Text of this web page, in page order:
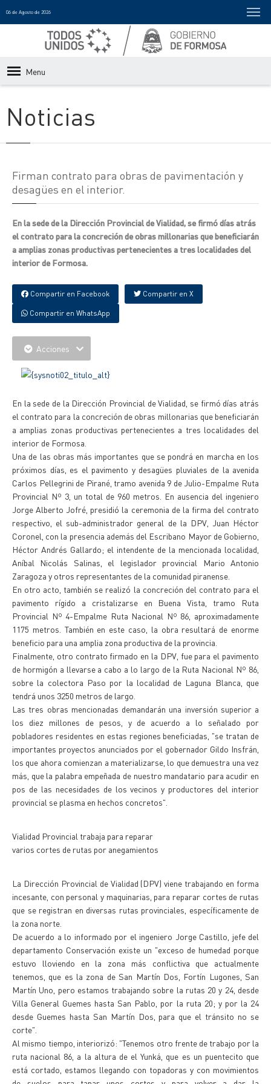
06 de Agosto de 2026
Menu
Noticias
Firman contrato para obras de pavimentación y
desagües en el interior.
En la sede de la Dirección Provincial de Vialidad, se firmó días atrás
el contrato para la concreción de obras millonarias que beneficiarán
a amplias zonas productivas pertenecientes a tres localidades del
interior de Formosa.
Compartir en Facebook Compartir en X
Compartir en WhatsApp
Acciones
En la sede de la Dirección Provincial de Vialidad, se firmó días atrás
el contrato para la concreción de obras millonarias que beneficiarán
a amplias zonas productivas pertenecientes a tres localidades del
interior de Formosa.
Una de las obras más importantes que se pondrá en marcha en los
próximos días, es el pavimento y desagües pluviales de la avenida
Carlos Pellegrini de Pirané, tramo avenida 9 de Julio-Empalme Ruta
Provincial Nº 3, un total de 960 metros. En ausencia del ingeniero
Jorge Alberto Jofré, presidió la ceremonia de la firma del contrato
respectivo, el sub-administrador general de la DPV, Juan Héctor
Coronel, con la presencia además del Escribano Mayor de Gobierno,
Héctor Andrés Gallardo; el intendente de la mencionada localidad,
Aníbal Nicolás Salinas, el legislador provincial Mario Antonio
Zaragoza y otros representantes de la comunidad piranense.
En otro acto, también se realizó la concreción del contrato para el
pavimento rígido a cristalizarse en Buena Vista, tramo Ruta
Provincial Nº 4-Empalme Ruta Nacional Nº 86, aproximadamente
1175 metros. También en este caso, la obra resultará de enorme
beneficio para una amplia zona productiva de la provincia.
Finalmente, otro contrato firmado en la DPV, fue para el pavimento
de hormigón a llevarse a cabo a lo largo de la Ruta Nacional Nº 86,
sobre la colectora Paso por la localidad de Laguna Blanca, que
tendrá unos 3250 metros de largo.
Las tres obras mencionadas demandarán una inversión superior a
los diez millones de pesos, y de acuerdo a lo señalado por
pobladores residentes en estas regiones beneficiadas, "se tratan de
importantes proyectos anunciados por el gobernador Gildo Insfrán,
los que ahora comienzan a materializarse, lo que demuestra una vez
más, que la palabra empeñada de nuestro mandatario para acudir en
pos de las necesidades de los vecinos y productores del interior
provincial se plasma en hechos concretos".
Vialidad Provincial trabaja para reparar
varios cortes de rutas por anegamientos
La Dirección Provincial de Vialidad (DPV) viene trabajando en forma
incesante, con personal y maquinarias, para reparar cortes de rutas
que se registran en diversas rutas provinciales, específicamente de
la zona norte.
De acuerdo a lo informado por el ingeniero Jorge Castillo, jefe del
departamento Conservación existe un "exceso de humedad porque
estuvo lloviendo en la zona más conflictiva que actualmente
tenemos, que es la zona de San Martín Dos, Fortín Lugones, San
Martín Uno, pero estamos trabajando sobre la rutas 20 y 24, desde
Villa General Guemes hasta San Pablo, por la ruta 20; y por la 24
desde Guemes hasta San Martín Dos, para que el tránsito no se
corte".
Al mismo tiempo, interiorizó: "Tenemos otro frente de trabajo por la
ruta nacional 86, a la altura de el Yunká, que es un puentecito que
está cortado, estamos llegando con topadoras y con movimientos